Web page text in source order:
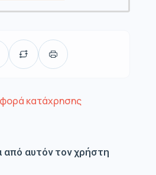
κατάχρησης
από αυτόν τον χρήστη